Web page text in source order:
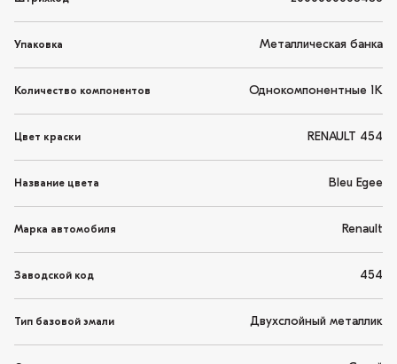
Упаковка Металлическая банка
Количество компонентов Однокомпонентные 1K
Цвет краски RENAULT 454
Название цвета Bleu Egee
Марка автомобиля Renault
Заводской код 454
Тип базовой эмали Двухслойный металлик